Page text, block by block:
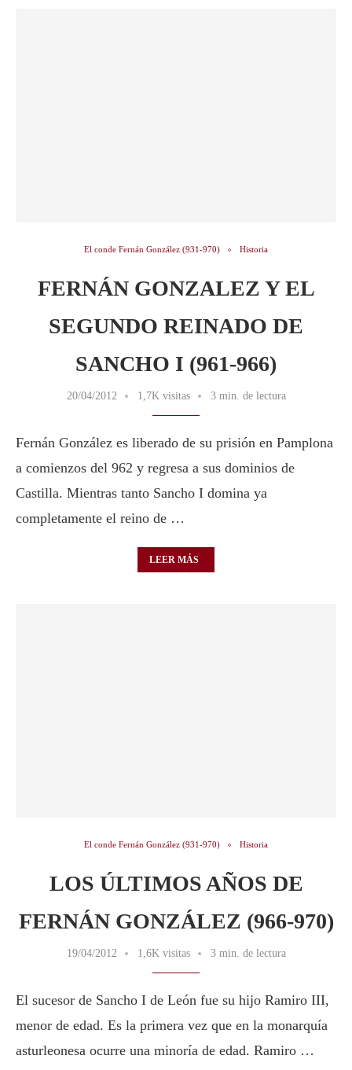
El conde Fernán González (931-970) Historia
FERNÁN GONZALEZ Y EL
SEGUNDO REINADO DE
SANCHO I (961-966)
20/04/2012 1,7K visitas 3 min. de lectura
Fernán González es liberado de su prisión en Pamplona
a comienzos del 962 y regresa a sus dominios de
Castilla. Mientras tanto Sancho I domina ya
completamente el reino de …
LEER MÁS
El conde Fernán González (931-970) Historia
LOS ÚLTIMOS AÑOS DE
FERNÁN GONZÁLEZ (966-970)
19/04/2012 1,6K visitas 3 min. de lectura
El sucesor de Sancho I de León fue su hijo Ramiro III,
menor de edad. Es la primera vez que en la monarquía
asturleonesa ocurre una minoría de edad. Ramiro …